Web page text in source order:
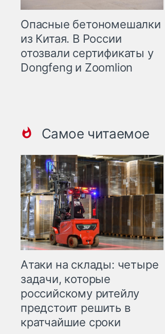
Опасные бетономешалки
из Китая. В России
отозвали сертификаты у
Dongfeng и Zoomlion
Самое читаемое
Атаки на склады: четыре
задачи, которые
российскому ритейлу
предстоит решить в
кратчайшие сроки